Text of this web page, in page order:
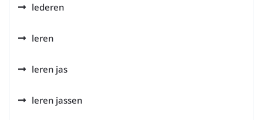
lederen
leren
leren jas
leren jassen